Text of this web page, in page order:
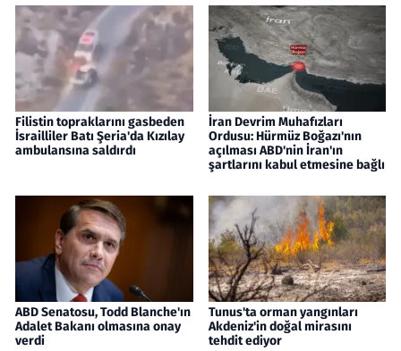
Filistin topraklarını gasbeden
İsrailliler Batı Şeria'da Kızılay
ambulansına saldırdı
İran Devrim Muhafızları
Ordusu: Hürmüz Boğazı'nın
açılması ABD'nin İran'ın
şartlarını kabul etmesine bağlı
ABD Senatosu, Todd Blanche'ın
Adalet Bakanı olmasına onay
verdi
Tunus'ta orman yangınları
Akdeniz'in doğal mirasını
tehdit ediyor